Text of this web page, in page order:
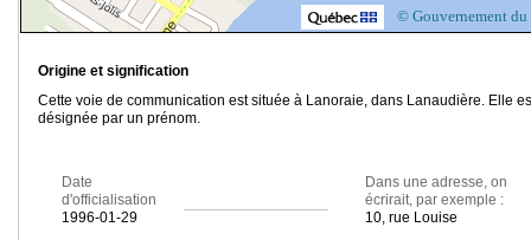
© Gouvernement du
Origine et signification
Cette voie de communication est située à Lanoraie, dans Lanaudière. Elle
désignée par un prénom.
Date
d'officialisation
1996-01-29
Dans une adresse, on
écrirait, par exemple :
10, rue Louise